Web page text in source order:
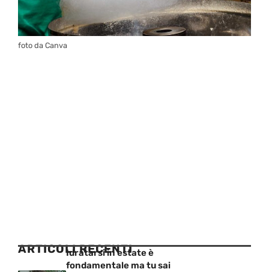
foto da Canva
ARTICOLI RECENTI
Idratarsi in estate è
fondamentale ma tu sai